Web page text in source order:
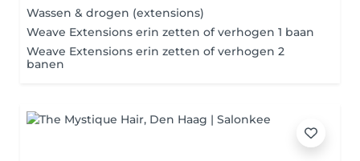
Wassen & drogen (extensions)
Weave Extensions erin zetten of verhogen 1 baan
Weave Extensions erin zetten of verhogen 2
banen